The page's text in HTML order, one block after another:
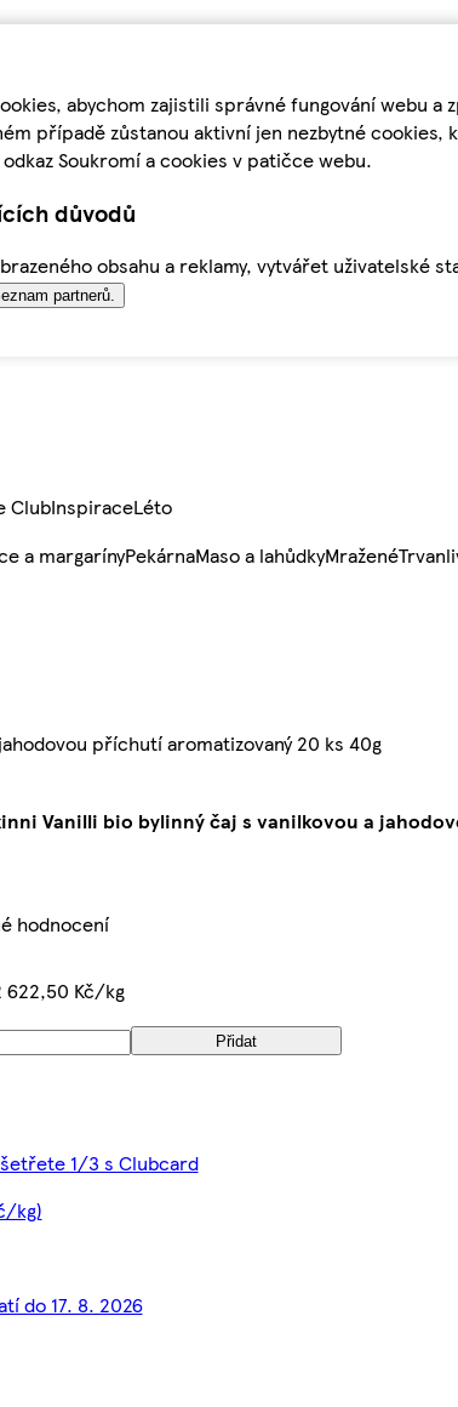
abychom zajistili správné fungování webu
případě zůstanou aktivní jen nezbytné
Soukromí a cookies v patičce webu.
důvodů
obsahu a reklamy, vytvářet uživatelské
partnerů.
ClubInspiraceLéto
a margarínyPekárnaMaso a lahůdkyMražené
příchutí aromatizovaný 20 ks 40g
Vanilli bio bylinný čaj s vanilkovou a
hodnocení
622,50 Kč/kg
Přidat
1/3 s Clubcard
kg)
do 17. 8. 2026